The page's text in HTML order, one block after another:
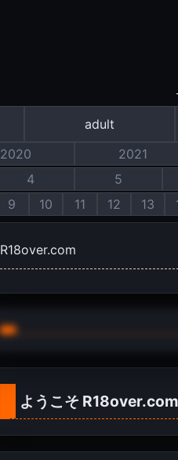
adult
2020 2021
4 5
9 10 11 12 13
R18over.com
ようこそ R18over.com